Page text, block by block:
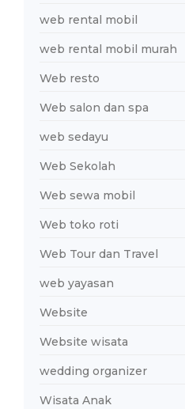
web rental mobil
web rental mobil murah
Web resto
Web salon dan spa
web sedayu
Web Sekolah
Web sewa mobil
Web toko roti
Web Tour dan Travel
web yayasan
Website
Website wisata
wedding organizer
Wisata Anak